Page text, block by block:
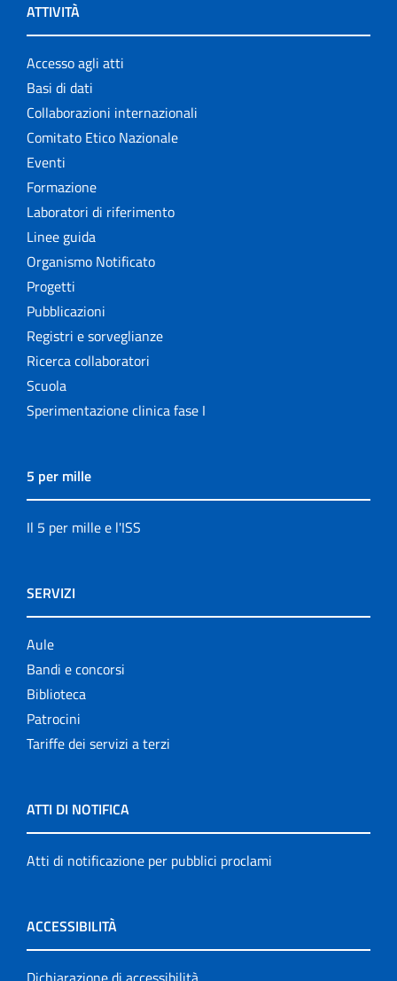
ATTIVITÀ
Accesso agli atti
Basi di dati
Collaborazioni internazionali
Comitato Etico Nazionale
Eventi
Formazione
Laboratori di riferimento
Linee guida
Organismo Notificato
Progetti
Pubblicazioni
Registri e sorveglianze
Ricerca collaboratori
Scuola
Sperimentazione clinica fase I
5 per mille
Il 5 per mille e l'ISS
SERVIZI
Aule
Bandi e concorsi
Biblioteca
Patrocini
Tariffe dei servizi a terzi
ATTI DI NOTIFICA
Atti di notificazione per pubblici proclami
ACCESSIBILITÀ